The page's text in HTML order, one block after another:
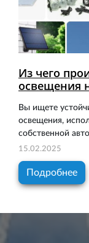
Из чего
освещения
Вы ищете
освещения,
собственной
15.02.2025
Подробнее